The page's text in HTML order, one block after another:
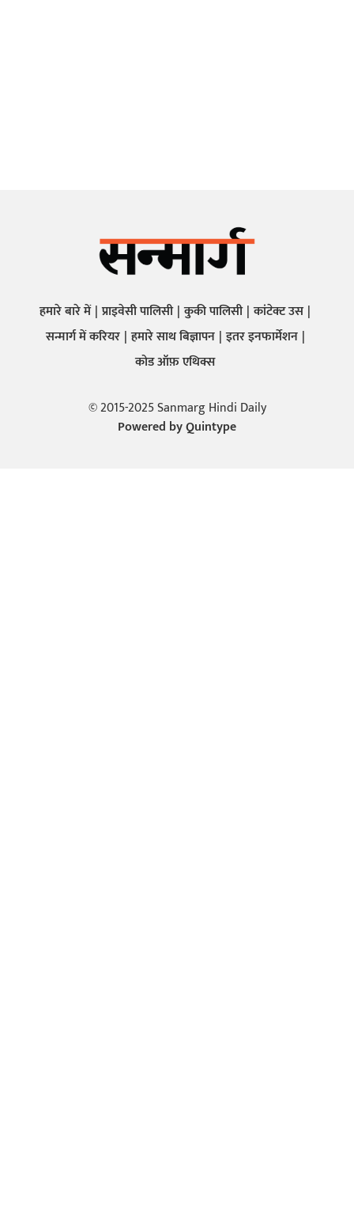
हमारे बारे में प्राइवेसी पालिसी कुकी पालिसी कांटेक्ट उस
सन्मार्ग में करियर हमारे साथ बिज्ञापन इतर इनफार्मेशन
कोड ऑफ़ एथिक्स
© 2015-2025 Sanmarg Hindi Daily
Powered byQuintype